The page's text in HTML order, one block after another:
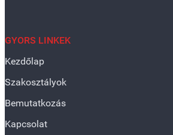
GYORS LINKEK
Kezdőlap
Szakosztályok
Bemutatkozás
Kapcsolat